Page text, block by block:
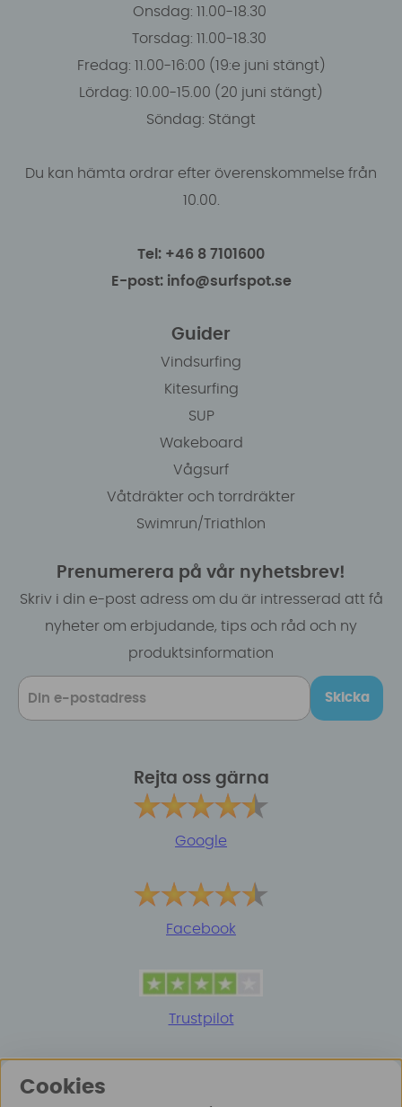
Onsdag: 11.00-18.30
Torsdag: 11.00-18.30
Fredag: 11.00-16:00 (19:e juni stängt)
Lördag: 10.00-15.00 (20 juni stängt)
Söndag: Stängt
Du kan hämta ordrar efter överenskommelse från
10.00.
Tel: +46 8 7101600
E-post: info@surfspot.se
Guider
Vindsurfing
Kitesurfing
SUP
Wakeboard
Vågsurf
Våtdräkter och torrdräkter
Swimrun/Triathlon
Prenumerera på vår nyhetsbrev!
Skriv i din e-post adress om du är intresserad att få
nyheter om erbjudande, tips och råd och ny
produktsinformation
Skicka
Rejta oss gärna
Google
Facebook
Trustpilot
Cookies